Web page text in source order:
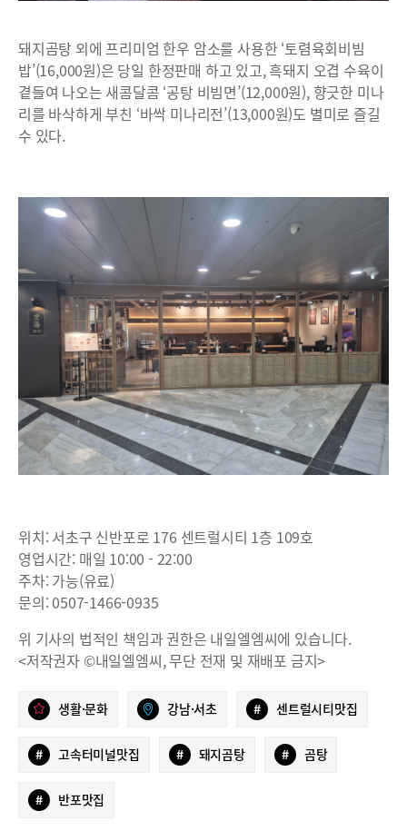
돼지곰탕 외에 프리미엄 한우 암소를 사용한 ‘토렴육회비빔
밥’(16,000원)은 당일 한정판매 하고 있고, 흑돼지 오겹 수육이
곁들여 나오는 새콤달콤 ‘공탕 비빔면’(12,000원), 향긋한 미나
리를 바삭하게 부친 ‘바싹 미나리전’(13,000원)도 별미로 즐길
수 있다.
위치: 서초구 신반포로 176 센트럴시티 1층 109호
영업시간: 매일 10:00 - 22:00
주차: 가능(유료)
문의: 0507-1466-0935
위 기사의 법적인 책임과 권한은 내일엘엠씨에 있습니다.
<저작권자 ©내일엘엠씨, 무단 전재 및 재배포 금지>
생활·문화 강남·서초 # 센트럴시티맛집
# 고속터미널맛집 # 돼지곰탕 # 곰탕
# 반포맛집